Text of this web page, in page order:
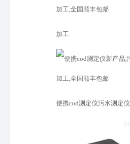
加工
便携cod测定仪污水测定仪